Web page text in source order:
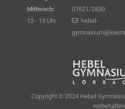
Mittwoch:
13 - 15 Uhr
07621/2830
hebel-
Copyright © 2024 Hebel